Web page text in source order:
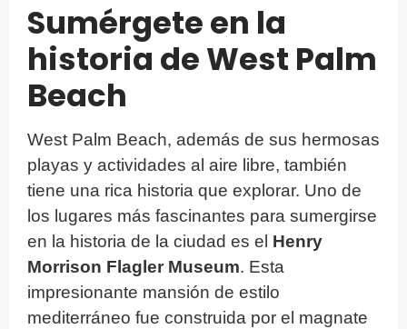
Sumérgete en la
historia de West Palm
Beach
West Palm Beach, además de sus hermosas
playas y actividades al aire libre, también
tiene una rica historia que explorar. Uno de
los lugares más fascinantes para sumergirse
en la historia de la ciudad es el Henry
Morrison Flagler Museum. Esta
impresionante mansión de estilo
mediterráneo fue construida por el magnate